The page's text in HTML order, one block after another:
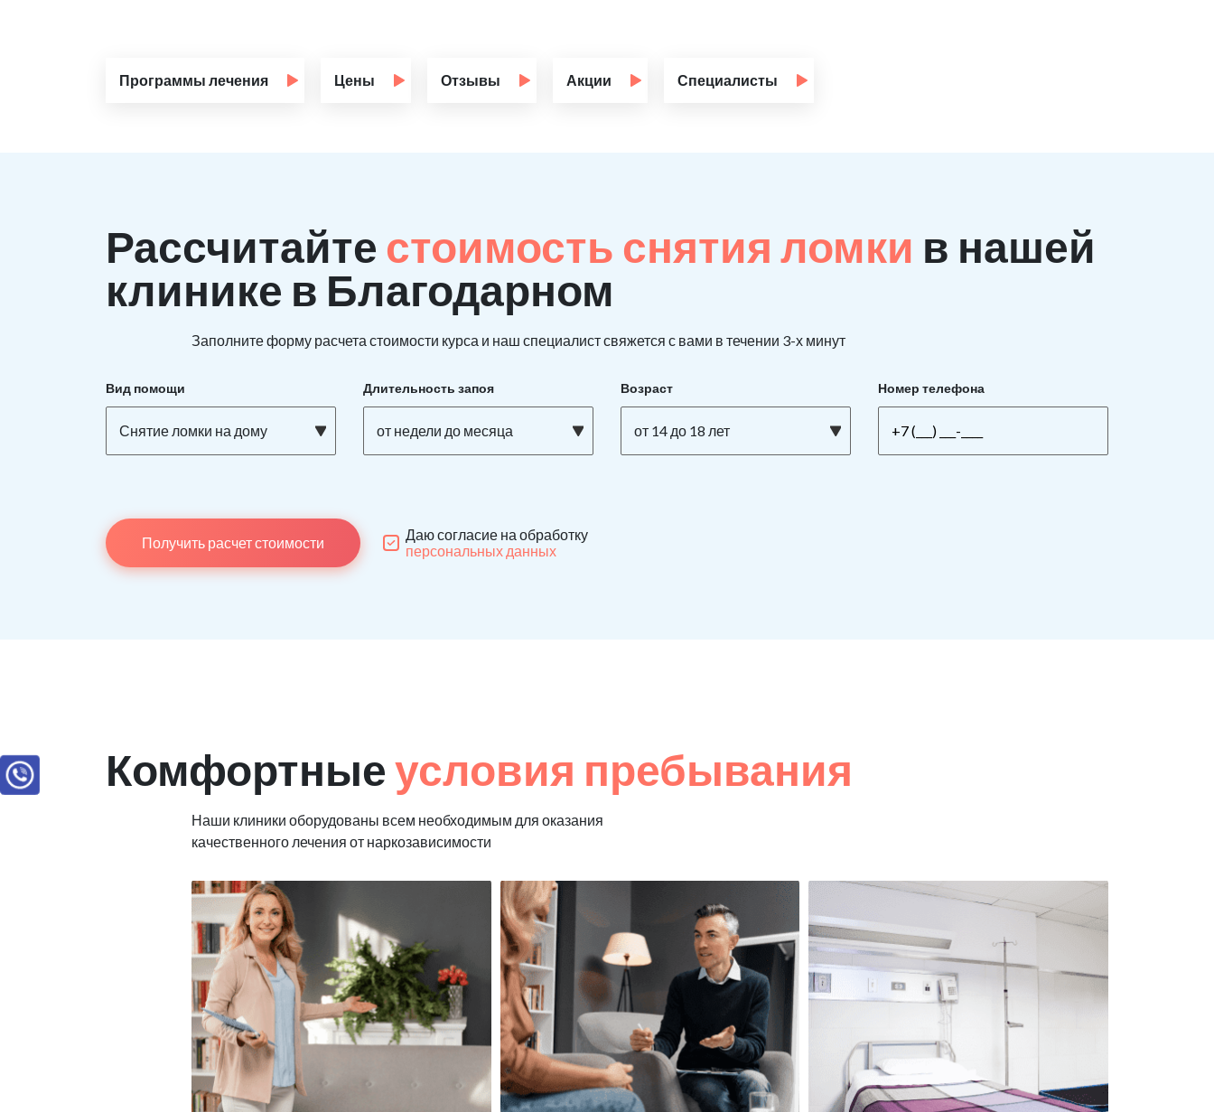
Программы лечения Цены Отзывы Акции Специалисты
Рассчитайте стоимость снятия ломки в нашей
клинике в Благодарном
Заполните форму расчета стоимости курса и наш специалист свяжется с вами в течении 3-х минут
Вид помощи
Снятие ломки на дому
Длительность запоя
от недели до месяца
Возраст
от 14 до 18 лет
Номер телефона
Получить расчет стоимости
Даю согласие на обработку
персональных данных
Комфортныеусловия пребывания
Наши клиники оборудованы всем необходимым для оказания
качественного лечения от наркозависимости